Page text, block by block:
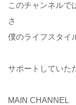
このチャンネルで
さ
僕のライフスタイ
サポートしていた
MAIN CHANNEL